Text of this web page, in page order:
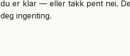
du er klar — eller takk pent nei.
deg ingenting.